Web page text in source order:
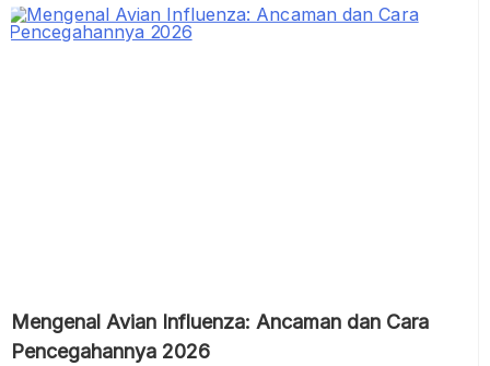
Mengenal Avian Influenza: Ancaman dan Cara
Pencegahannya 2026